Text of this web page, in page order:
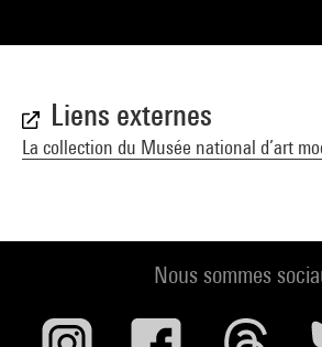
Liens externes
La collection du Musée national d’art
Nous sommes